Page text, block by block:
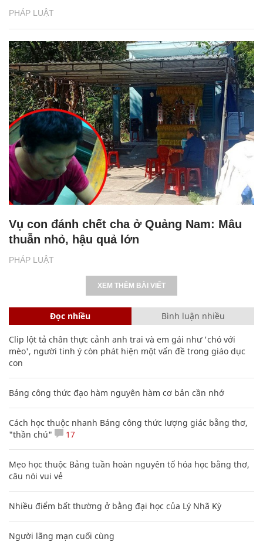
PHÁP LUẬT
PHÁP LUẬT
Vụ con đánh chết cha ở Quảng Nam: Mâu
thuẫn nhỏ, hậu quả lớn
XEM THÊM BÀI VIẾT
Đọc nhiều Bình luận nhiều
Clip lột tả chân thực cảnh anh trai và em gái như 'chó với
mèo', người tinh ý còn phát hiện một vấn đề trong giáo dục
con
Bảng công thức đạo hàm nguyên hàm cơ bản cần nhớ
Cách học thuộc nhanh Bảng công thức lượng giác bằng thơ,
"thần chú"
17
Mẹo học thuộc Bảng tuần hoàn nguyên tố hóa học bằng thơ,
câu nói vui vẻ
Nhiều điểm bất thường ở bằng đại học của Lý Nhã Kỳ
Người lãng mạn cuối cùng